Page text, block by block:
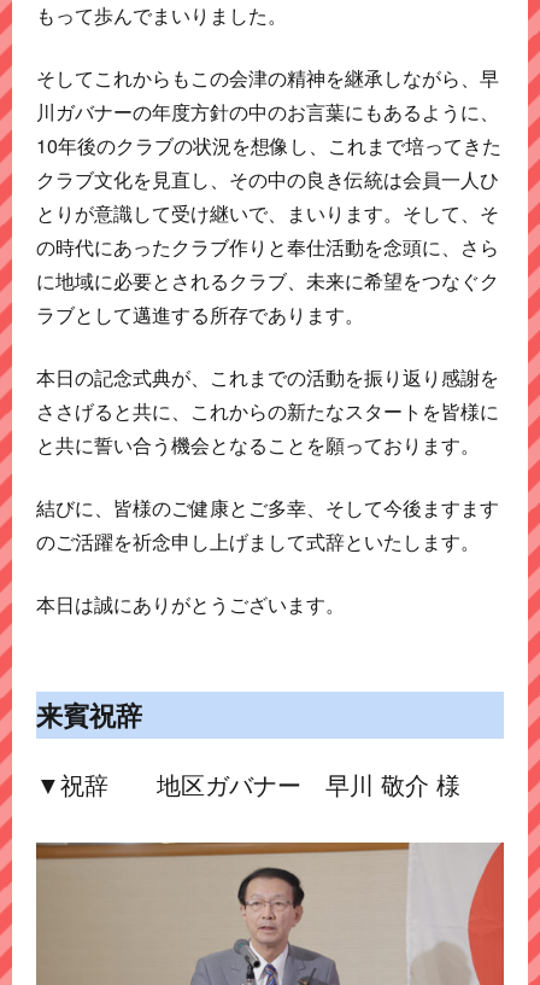
もって歩んでまいりました。
そしてこれからもこの会津の精神を継承しながら、早
川ガバナーの年度方針の中のお言葉にもあるように、
10年後のクラブの状況を想像し、これまで培ってきた
クラブ文化を見直し、その中の良き伝統は会員一人ひ
とりが意識して受け継いで、まいります。そして、そ
の時代にあったクラブ作りと奉仕活動を念頭に、さら
に地域に必要とされるクラブ、未来に希望をつなぐク
ラブとして邁進する所存であります。
本日の記念式典が、これまでの活動を振り返り感謝を
ささげると共に、これからの新たなスタートを皆様に
と共に誓い合う機会となることを願っております。
結びに、皆様のご健康とご多幸、そして今後ますます
のご活躍を祈念申し上げまして式辞といたします。
本日は誠にありがとうございます。
来賓祝辞
▼祝辞 地区ガバナー 早川 敬介 様